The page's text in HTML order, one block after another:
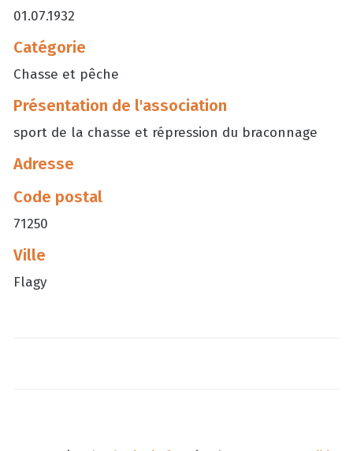
01.07.1932
Catégorie
Chasse et pêche
Présentation de l'association
sport de la chasse et répression du braconnage
Adresse
Code postal
71250
Ville
Flagy